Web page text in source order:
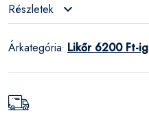
Részletek
Árkategória: Likőr 6200 Ft-ig